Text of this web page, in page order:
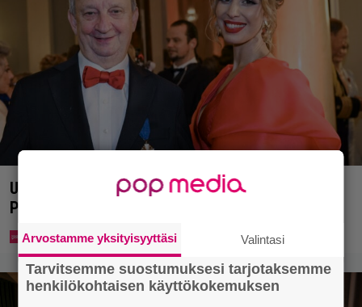
Uuno: Hjallis Harkimo menee naimisiin Jasmine
Pajarin kanssa
Arvostamme yksityisyyttäsi Valintasi
Tarvitsemme suostumuksesi tarjotaksemme
henkilökohtaisen käyttökokemuksen